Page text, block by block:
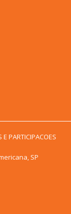
PARTICIPACOES
SP